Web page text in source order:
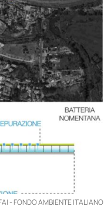
- FONDO AMBIENTE ITALIANO